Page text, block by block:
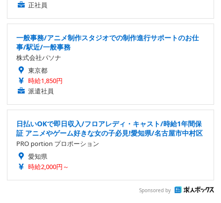
正社員
一般事務/アニメ制作スタジオでの制作進行サポートのお仕
事/駅近/一般事務
株式会社パソナ
東京都
時給1,850円
派遣社員
日払いOKで即日収入/フロアレディ・キャスト/時給1年間保
証 アニメやゲーム好きな女の子必見!愛知県/名古屋市中村区
PRO portion プロポーション
愛知県
時給2,000円～
Sponsored by